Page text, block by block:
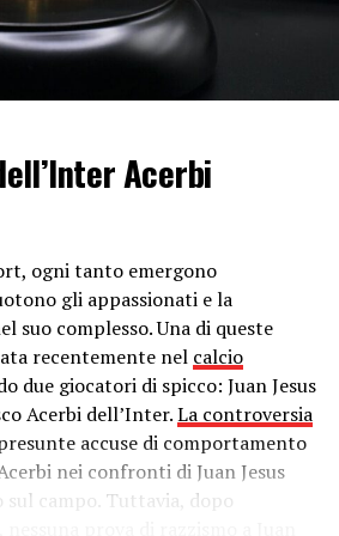
Acerbi
ogni tanto emergono
gli appassionati e la
suo complesso. Una di queste
recentemente nel calcio
due giocatori di spicco: Juan Jesus
Acerbi dell’Inter.La controversia
accuse di comportamento
nei confronti di Juan Jesus
campo. Tuttavia, dopo